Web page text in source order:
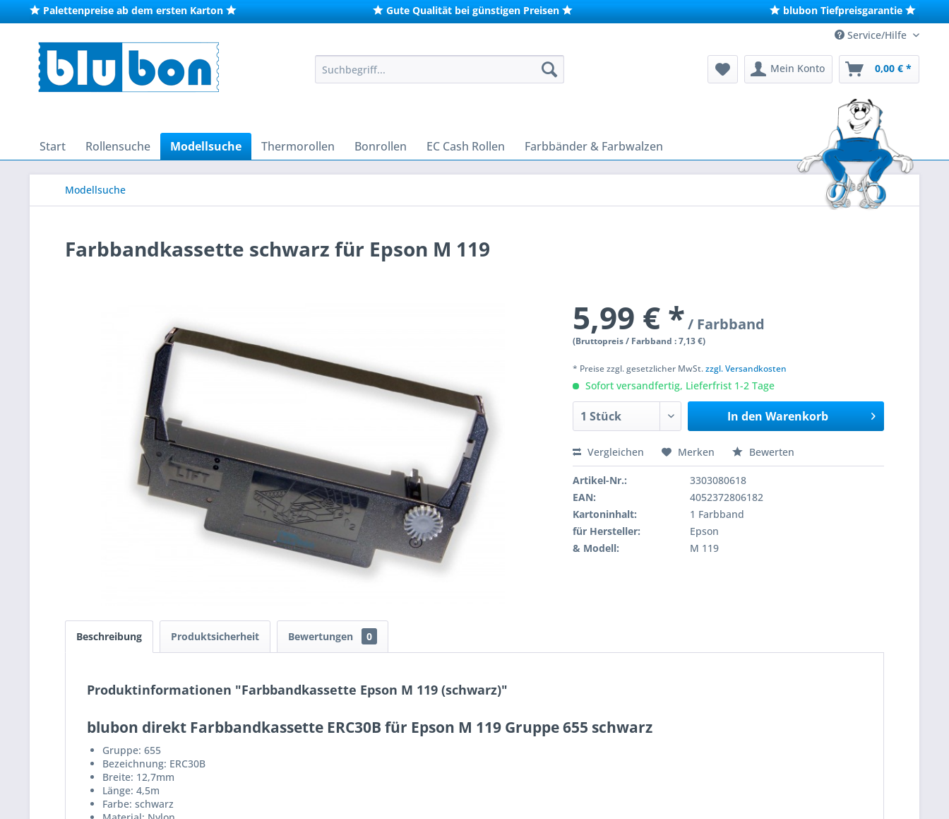
Palettenpreise ab dem ersten Karton Gute Qualität bei günstigen Preisen
blubon Tiefpreisgarantie
Service/Hilfe
Mein Konto 0,00 € *
Start Rollensuche Modellsuche Thermorollen Bonrollen EC Cash Rollen Farbbänder & Farbwalzen
Modellsuche
Farbbandkassette schwarz für Epson M 119
5,99 € */ Farbband
(Bruttopreis / Farbband : 7,13 €)
* Preise zzgl. gesetzlicher MwSt.zzgl. Versandkosten
Sofort versandfertig, Lieferfrist 1-2 Tage
In den Warenkorb
Vergleichen Merken Bewerten
Artikel-Nr.:
3303080618
EAN:
4052372806182
Kartoninhalt:
1 Farbband
für Hersteller:
Epson
& Modell:
M 119
Beschreibung Produktsicherheit Bewertungen 0
Produktinformationen "Farbbandkassette Epson M 119 (schwarz)"
blubon direkt Farbbandkassette ERC30B für Epson M 119 Gruppe 655 schwarz
Gruppe: 655
Bezeichnung: ERC30B
Breite: 12,7mm
Länge: 4,5m
Farbe: schwarz